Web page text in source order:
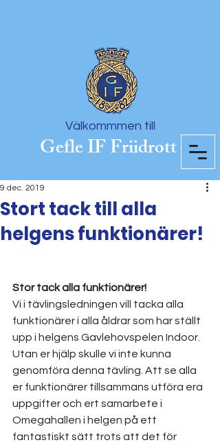
Välkommmen till
Gefle IF Friidrott
Stort tack till alla
helgens funktionärer!
9 dec. 2019
Stor tack alla funktionärer!
Vi i tävlingsledningen vill tacka alla
funktionärer i alla åldrar som har ställt
upp i helgens Gavlehovspelen Indoor.
Utan er hjälp skulle vi inte kunna
genomföra denna tävling. Att se alla
er funktionärer tillsammans utföra era
uppgifter och ert samarbete i
Omegahallen i helgen på ett
fantastiskt sätt trots att det för